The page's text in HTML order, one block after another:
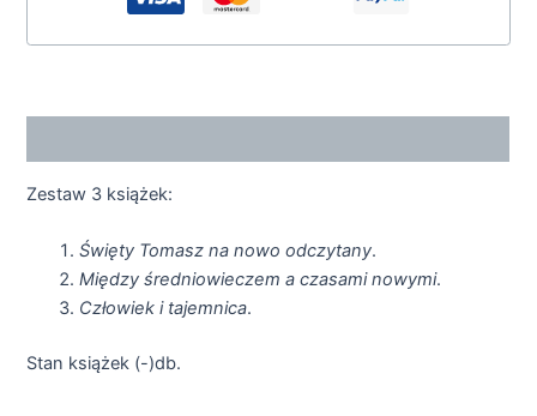
Zestaw 3 książek:
Święty Tomasz na nowo odczytany.
Między średniowieczem a czasami nowymi.
Człowiek i tajemnica.
Stan książek (-)db.